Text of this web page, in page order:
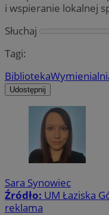
i wspieranie lokalnej
Słuchaj
Tagi:
Biblioteka
Udostępnij
Sara Synowiec
Źródło: UM Łaziska
reklama